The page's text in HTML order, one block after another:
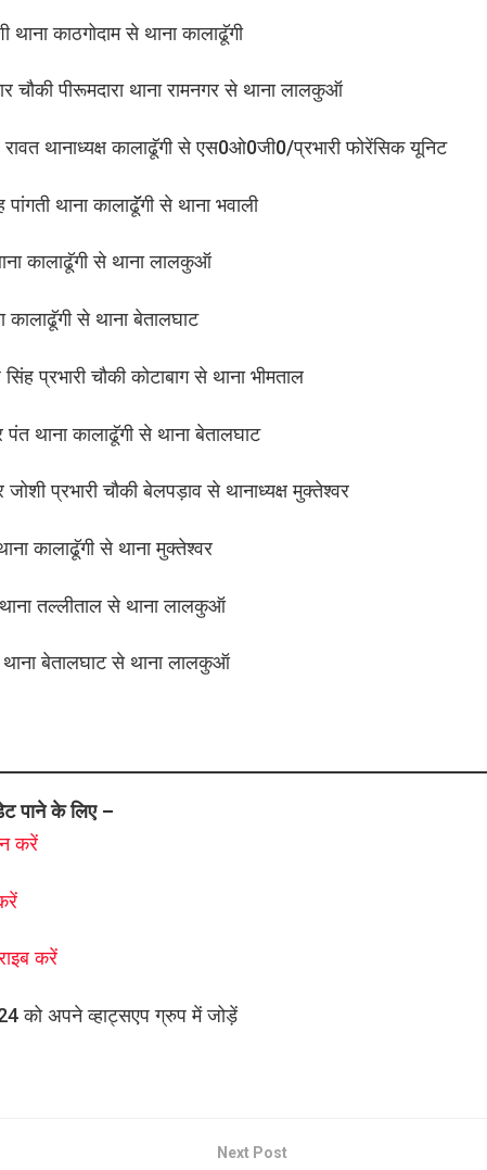
काठगोदाम से थाना कालाढॅूगी
चौकी पीरूमदारा थाना रामनगर से थाना लालकुऑ
थानाध्यक्ष कालाढॅूगी से एस0ओ0जी0/प्रभारी फोरेंसिक यूनिट
थाना कालाढॅॅूगी से थाना भवाली
कालाढूॅगी से थाना लालकुऑ
से थाना बेतालघाट
प्रभारी चौकी कोटाबाग से थाना भीमताल
थाना कालाढूॅगी से थाना बेतालघाट
प्रभारी चौकी बेलपड़ाव से थानाध्यक्ष मुक्तेश्वर
कालाढूॅगी से थाना मुक्तेश्वर
तल्लीताल से थाना लालकुऑ
थाना बेतालघाट से थाना लालकुऑ
पाने के लिए –
करें
करें
को अपने व्हाट्सएप ग्रुप में जोड़ें
Next Post